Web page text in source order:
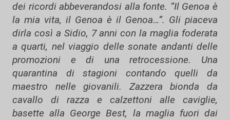
dei ricordi abbeverandosi alla fonte. “Il Genoa è
la mia vita, il Genoa è il Genoa…”. Gli piaceva
dirla così a Sidio, 7 anni con la maglia foderata
a quarti, nel viaggio delle sonate andanti delle
promozioni e di una retrocessione. Una
quarantina di stagioni contando quelli da
maestro nelle giovanili. Zazzera bionda da
cavallo di razza e calzettoni alle caviglie,
basette alla George Best, la maglia fuori dai